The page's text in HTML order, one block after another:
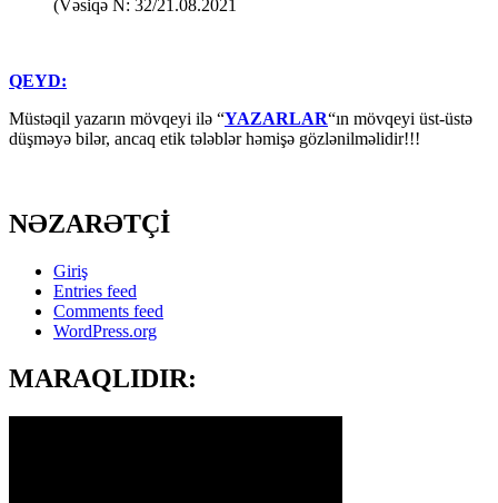
(Vəsiqə N: 32/21.08.2021
QEYD:
Müstəqil yazarın mövqeyi ilə “YAZARLAR“ın mövqeyi üst-üstə
düşməyə bilər, ancaq etik tələblər həmişə gözlənilməlidir!!!
NƏZARƏTÇİ
Giriş
Entries feed
Comments feed
WordPress.org
MARAQLIDIR: